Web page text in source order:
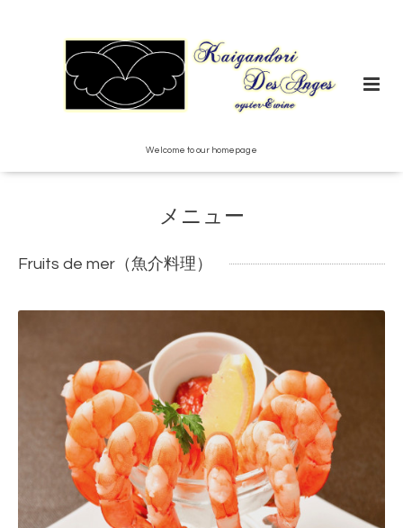
Welcome to our homepage
メニュー
Fruits de mer（魚介料理）